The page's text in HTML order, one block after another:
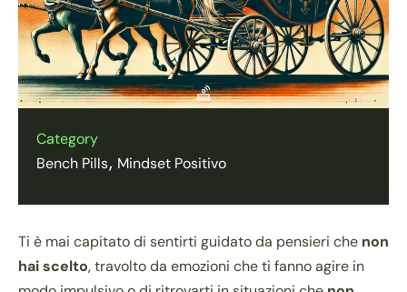
Category
Bench Pills Mindset Positivo
Ti è mai capitato di sentirti guidato da pensieri che non
hai scelto, travolto da emozioni che ti fanno agire in